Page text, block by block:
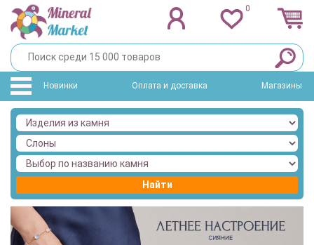
0
Новинки Оплата и доставка Магазины
Найти